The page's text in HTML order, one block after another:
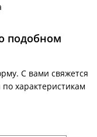
подобном
С вами свяжется
характеристикам